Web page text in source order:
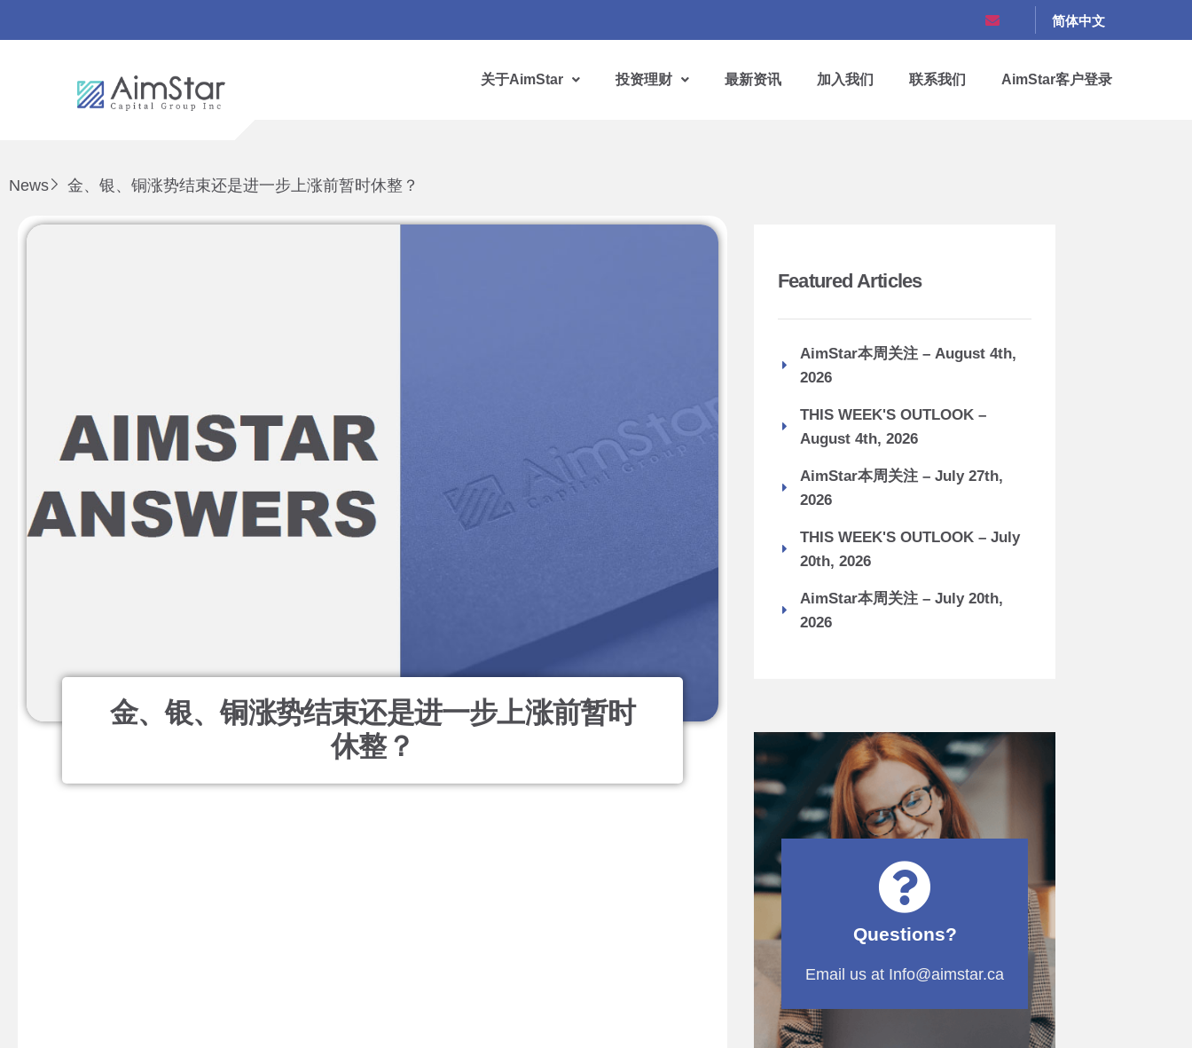
简体中文
关于AimStar 投资理财 最新资讯 加入我们 联系我们 AimStar客户登录
News 金、银、铜涨势结束还是进一步上涨前暂时休整？
金、银、铜涨势结束还是进一步上涨前暂时
休整？
Featured Articles
AimStar本周关注 – August 4th,
2026
THIS WEEK'S OUTLOOK –
August 4th, 2026
AimStar本周关注 – July 27th,
2026
THIS WEEK'S OUTLOOK – July
20th, 2026
AimStar本周关注 – July 20th,
2026
Questions?
Email us at Info@aimstar.ca